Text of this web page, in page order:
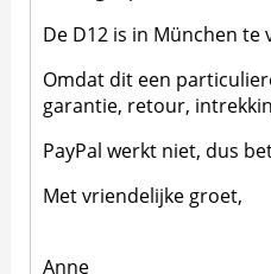
De D12 is in München te
Omdat dit een
garantie, retour,
PayPal werkt niet, dus
Met vriendelijke groet,
Anne